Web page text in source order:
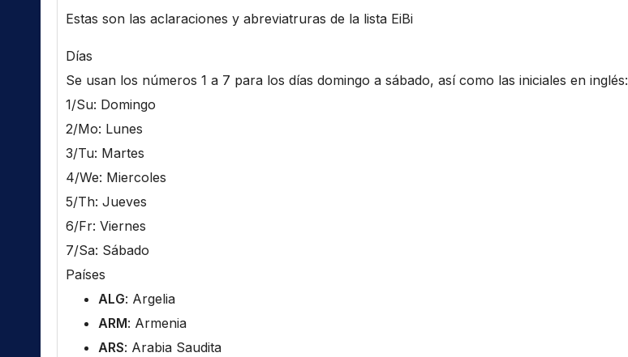
Estas son las aclaraciones y abreviatruras de la lista EiBi
Días
Se usan los números 1 a 7 para los días domingo a sábado, así como las iniciales en inglés:
1/Su: Domingo
2/Mo: Lunes
3/Tu: Martes
4/We: Miercoles
5/Th: Jueves
6/Fr: Viernes
7/Sa: Sábado
Países
ALG: Argelia
ARM: Armenia
ARS: Arabia Saudita